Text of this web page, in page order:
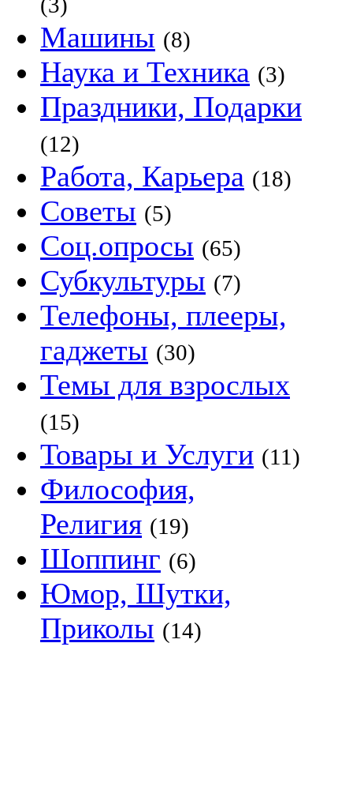
Машины (8)
Наука и Техника (3)
Праздники, Подарки
(12)
Работа, Карьера (18)
Советы (5)
Соц.опросы (65)
Субкультуры (7)
Телефоны, плееры,
гаджеты (30)
Темы для взрослых
(15)
Товары и Услуги (11)
Философия,
Религия (19)
Шоппинг (6)
Юмор, Шутки,
Приколы (14)